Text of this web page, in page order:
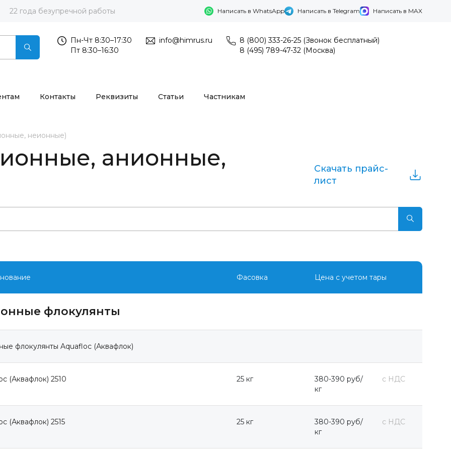
22 года безупречной работы Написать в WhatsApp Написать в Telegram Написать в MAX
Пн-Чт 8:30–17:30
Пт 8:30–16:30
info@himrus.ru
8 (800) 333-26-25 (Звонок бесплатный)
8 (495) 789-47-32 (Москва)
Контакты Реквизиты Статьи Частникам
неионные)
анионные,
Скачать прайс-
лист
Фасовка Цена с учетом тары
флокулянты
флокулянты Aquafloc (Аквафлок)
(Аквафлок) 2510 25 кг
380-390 руб/
кг
с НДС
(Аквафлок) 2515 25 кг
380-390 руб/
кг
с НДС